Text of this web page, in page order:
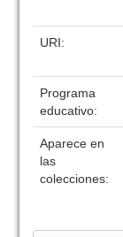
URI:
Programa
educativo:
Aparece en
las
colecciones: